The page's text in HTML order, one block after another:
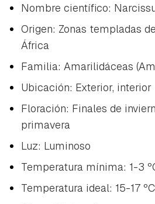
Nombre científico:
Origen: Zonas templadas
África
Familia: Amarilidáceas
Ubicación: Exterior, interior
Floración: Finales de
primavera
Luz: Luminoso
Temperatura mínima: 1-3
Temperatura ideal: 15-17 ºC